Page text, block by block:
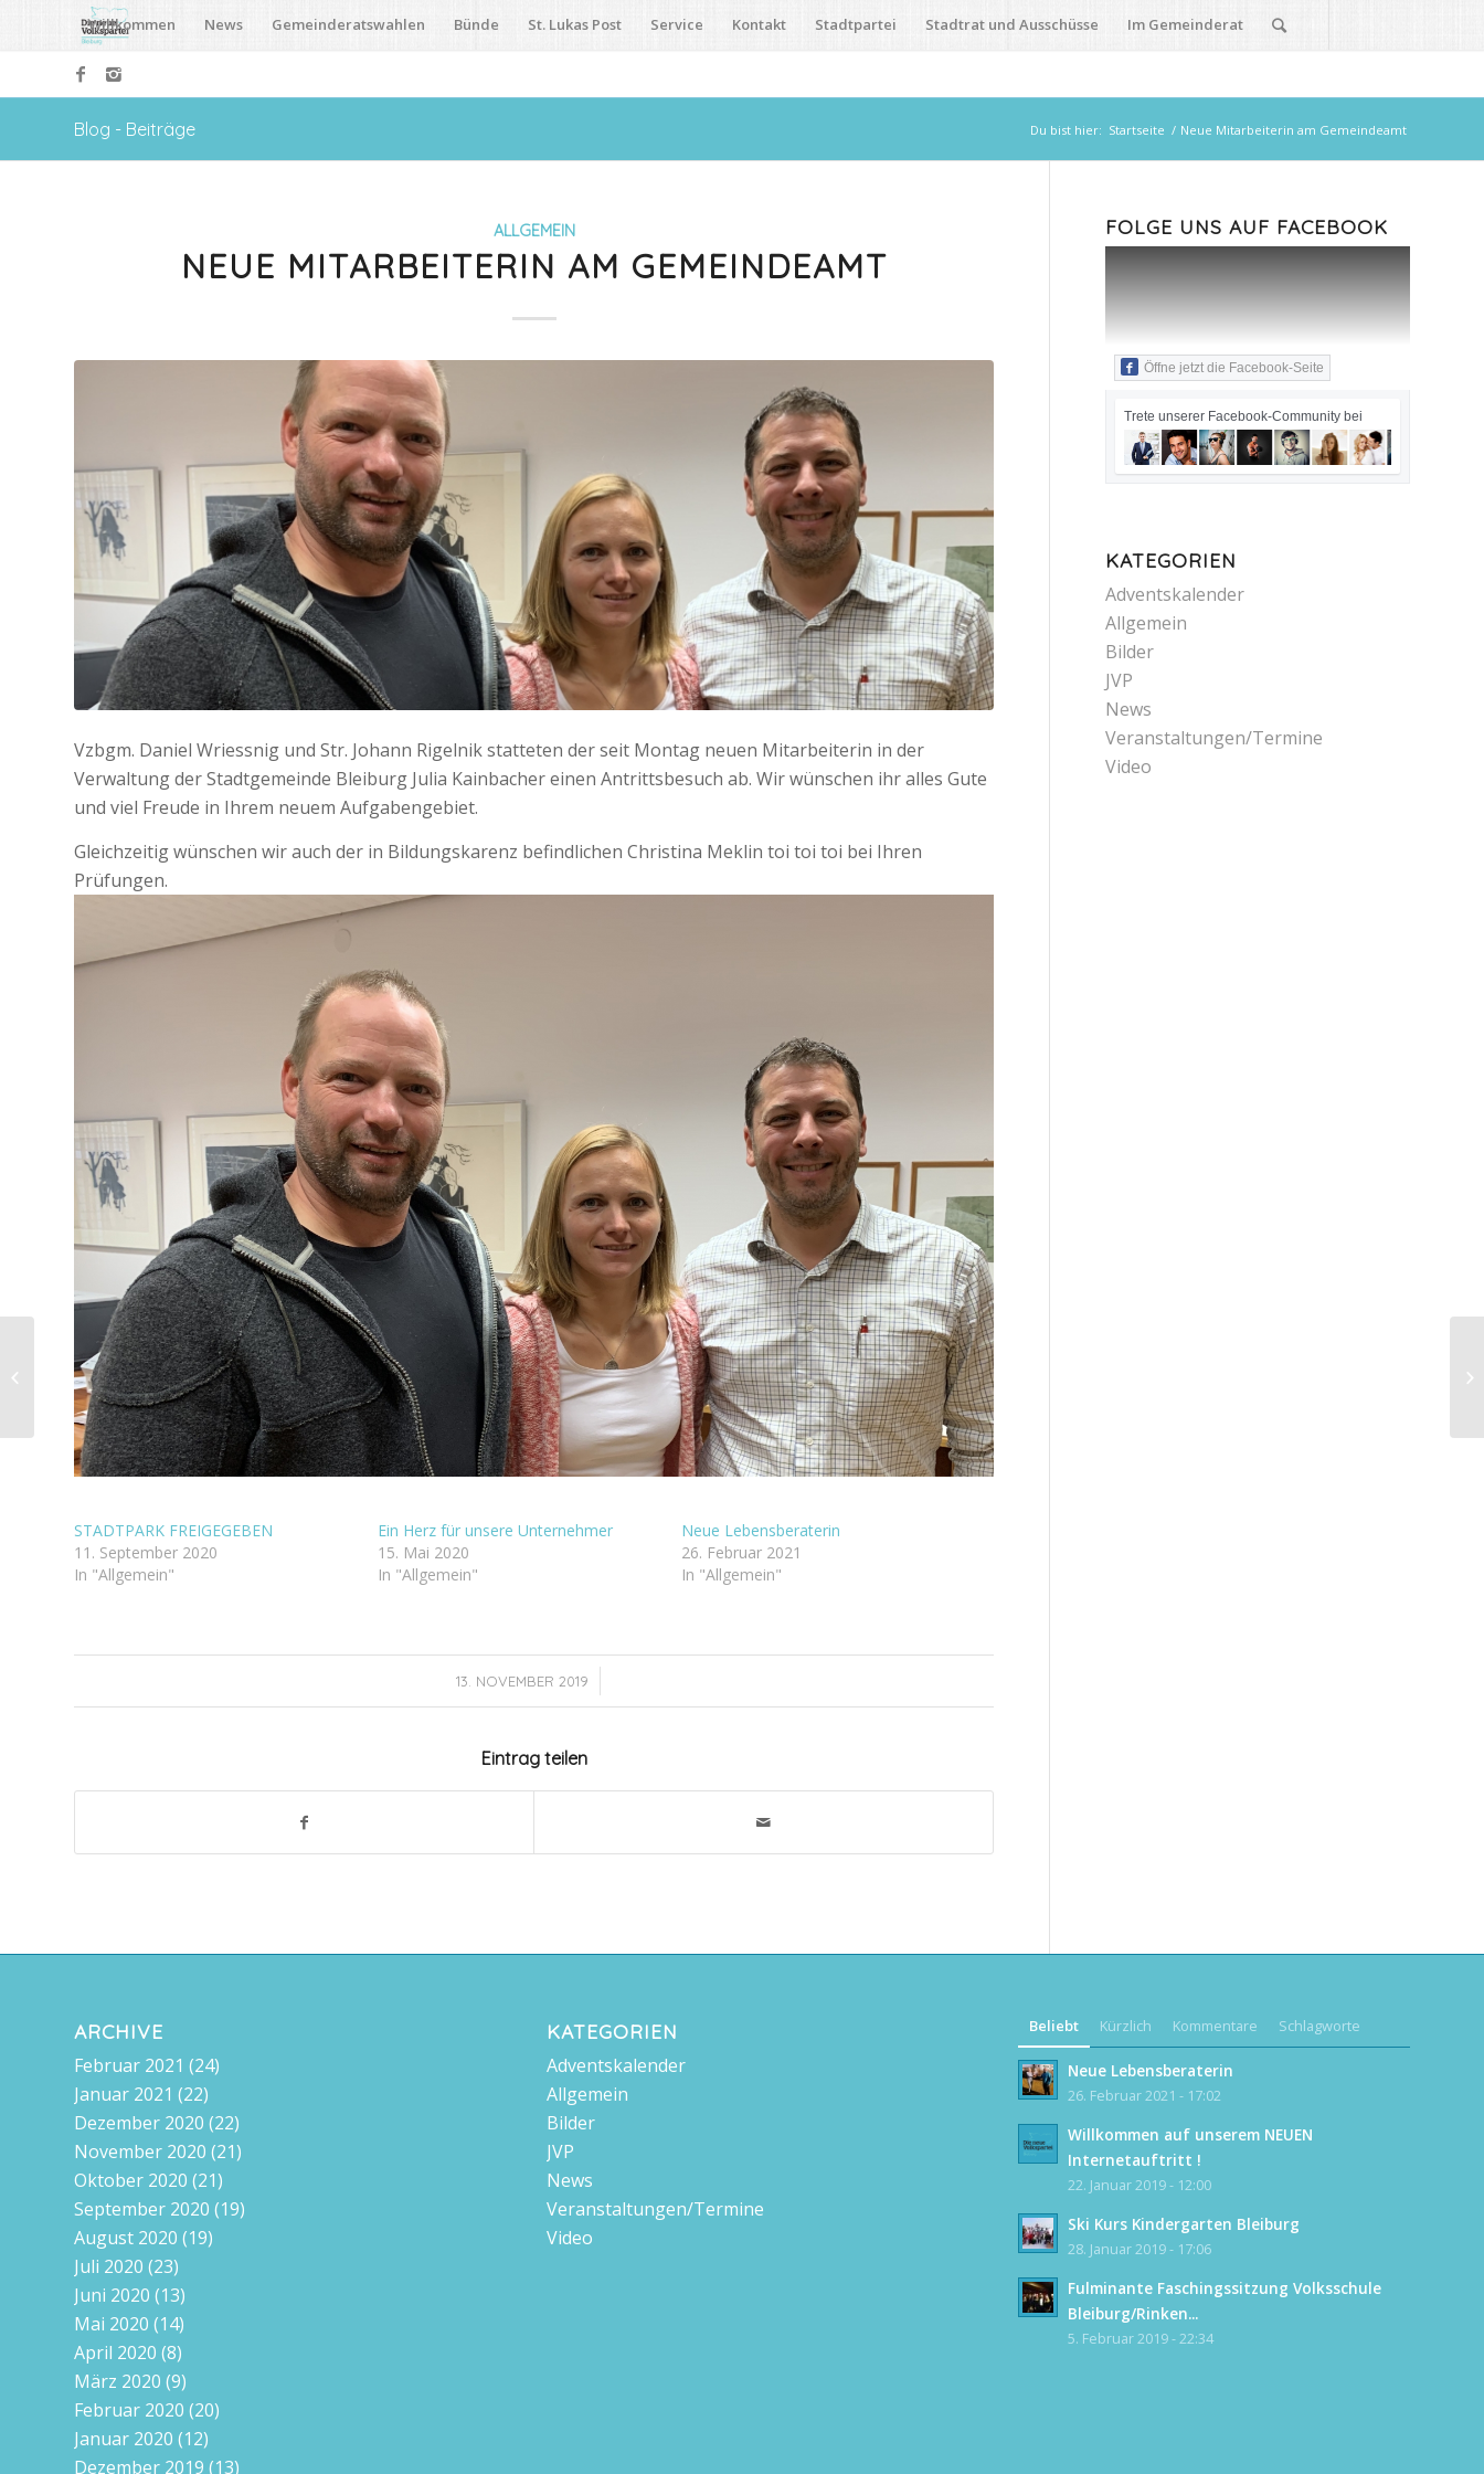
Willkommen News Gemeinderatswahlen Bünde St. Lukas Post Service Kontakt Stadtpartei Stadtrat und Ausschüsse Im Gemeinderat
Blog - Beiträge Du bist hier: Startseite / Neue Mitarbeiterin am Gemeindeamt
ALLGEMEIN
NEUE MITARBEITERIN AM GEMEINDEAMT
Vzbgm. Daniel Wriessnig und Str. Johann Rigelnik statteten der seit Montag neuen Mitarbeiterin in der
Verwaltung der Stadtgemeinde Bleiburg Julia Kainbacher einen Antrittsbesuch ab. Wir wünschen ihr alles Gute
und viel Freude in Ihrem neuem Aufgabengebiet.
Gleichzeitig wünschen wir auch der in Bildungskarenz befindlichen Christina Meklin toi toi toi bei Ihren
Prüfungen.
STADTPARK FREIGEGEBEN
11. September 2020
In "Allgemein"
Ein Herz für unsere Unternehmer
15. Mai 2020
In "Allgemein"
Neue Lebensberaterin
26. Februar 2021
In "Allgemein"
13. NOVEMBER 2019
/
Eintrag teilen
FOLGE UNS AUF FACEBOOK
Öffne jetzt die Facebook-Seite
Trete unserer Facebook-Community bei
KATEGORIEN
Adventskalender
Allgemein
Bilder
JVP
News
Veranstaltungen/Termine
Video
ARCHIVE
Februar 2021 (24)
Januar 2021 (22)
Dezember 2020 (22)
November 2020 (21)
Oktober 2020 (21)
September 2020 (19)
August 2020 (19)
Juli 2020 (23)
Juni 2020 (13)
Mai 2020 (14)
April 2020 (8)
März 2020 (9)
Februar 2020 (20)
Januar 2020 (12)
Dezember 2019 (13)
KATEGORIEN
Adventskalender
Allgemein
Bilder
JVP
News
Veranstaltungen/Termine
Video
Beliebt Kürzlich Kommentare Schlagworte
Neue Lebensberaterin
26. Februar 2021 - 17:02
Willkommen auf unserem NEUEN
Internetauftritt !
22. Januar 2019 - 12:00
Ski Kurs Kindergarten Bleiburg
28. Januar 2019 - 17:06
Fulminante Faschingssitzung Volksschule
Bleiburg/Rinken...
5. Februar 2019 - 22:34
Martiniumzug des
Kindergartens Bleiburg